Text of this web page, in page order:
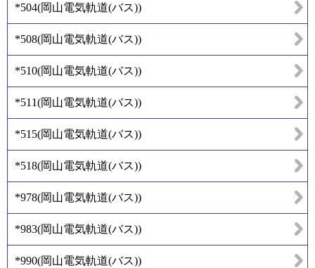
*504(岡山電気軌道(バス))
*508(岡山電気軌道(バス))
*510(岡山電気軌道(バス))
*511(岡山電気軌道(バス))
*515(岡山電気軌道(バス))
*518(岡山電気軌道(バス))
*978(岡山電気軌道(バス))
*983(岡山電気軌道(バス))
*990(岡山電気軌道(バス))